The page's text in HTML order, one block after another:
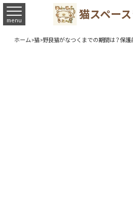
猫スペー
menu
ホーム>猫>野良猫がなつくまでの期間は？保